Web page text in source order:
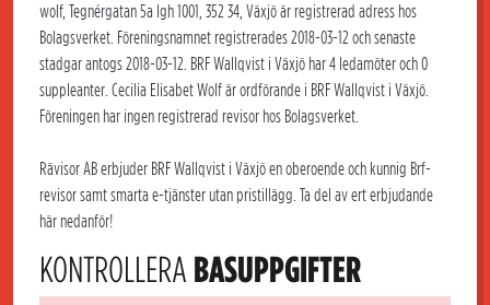
wolf, Tegnérgatan 5a lgh 1001, 352 34, Växjö är registrerad adress hos
Bolagsverket. Föreningsnamnet registrerades 2018-03-12 och senaste
stadgar antogs 2018-03-12. BRF Wallqvist i Växjö har 4 ledamöter och 0
suppleanter. Cecilia Elisabet Wolf är ordförande i BRF Wallqvist i Växjö.
Föreningen har ingen registrerad revisor hos Bolagsverket.
Rävisor AB erbjuder BRF Wallqvist i Växjö en oberoende och kunnig Brf-
revisor samt smarta e-tjänster utan pristillägg. Ta del av ert erbjudande
här nedanför!
KONTROLLERA BASUPPGIFTER